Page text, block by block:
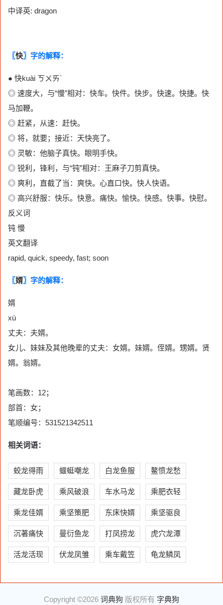
中译英: dragon
〖快〗字的解释：
● 快kuài ㄎㄨㄞˋ
◎ 速度大，与“慢”相对：快车。快件。快步。快速。快捷。快
马加鞭。
◎ 赶紧，从速：赶快。
◎ 将，就要；接近：天快亮了。
◎ 灵敏：他脑子真快。眼明手快。
◎ 锐利，锋利，与“钝”相对：王麻子刀剪真快。
◎ 爽利，直截了当：爽快。心直口快。快人快语。
◎ 高兴舒服：快乐。快意。痛快。愉快。快感。快事。快慰。
反义词
钝 慢
英文翻译
rapid, quick, speedy, fast; soon
〖婿〗字的解释：
婿
xù
丈夫：夫婿。
女儿、妹妹及其他晚辈的丈夫：女婿。妹婿。侄婿。甥婿。贤
婿。翁婿。
笔画数：12；
部首：女；
笔顺编号：531521342511
相关词语：
蛟龙得雨 蝘蜓嘲龙 白龙鱼服 鳌愤龙愁
藏龙卧虎 乘风破浪 车水马龙 乘肥衣轻
乘龙佳婿 乘坚策肥 东床快婿 乘坚驱良
沉著痛快 曼衍鱼龙 打凤捞龙 虎穴龙潭
活龙活现 伏龙凤雏 乘车戴笠 龟龙鳞凤
Copyright ©2026 词典狗 版权所有 字典狗